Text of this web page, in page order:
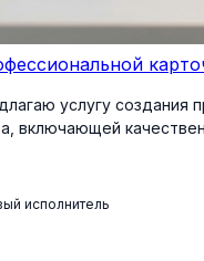
услугу создания
включающей
исполнитель